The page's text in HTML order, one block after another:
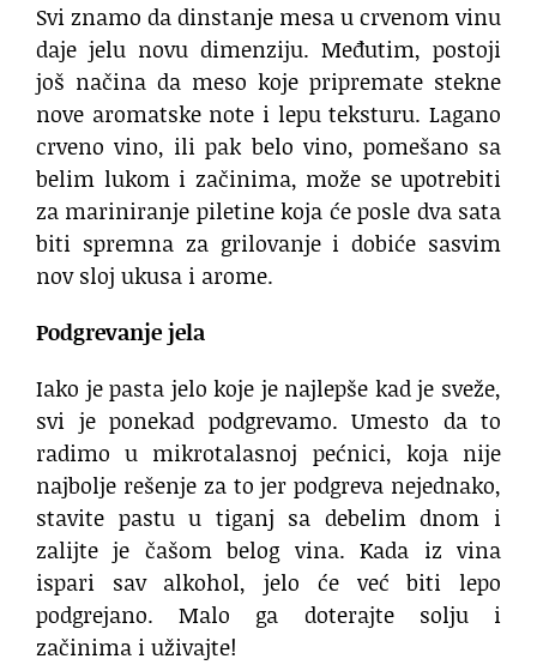
Svi znamo da dinstanje mesa u crvenom vinu
daje jelu novu dimenziju. Međutim, postoji
još načina da meso koje pripremate stekne
nove aromatske note i lepu teksturu. Lagano
crveno vino, ili pak belo vino, pomešano sa
belim lukom i začinima, može se upotrebiti
za mariniranje piletine koja će posle dva sata
biti spremna za grilovanje i dobiće sasvim
nov sloj ukusa i arome.
Podgrevanje jela
Iako je pasta jelo koje je najlepše kad je sveže,
svi je ponekad podgrevamo. Umesto da to
radimo u mikrotalasnoj pećnici, koja nije
najbolje rešenje za to jer podgreva nejednako,
stavite pastu u tiganj sa debelim dnom i
zalijte je čašom belog vina. Kada iz vina
ispari sav alkohol, jelo će već biti lepo
podgrejano. Malo ga doterajte solju i
začinima i uživajte!